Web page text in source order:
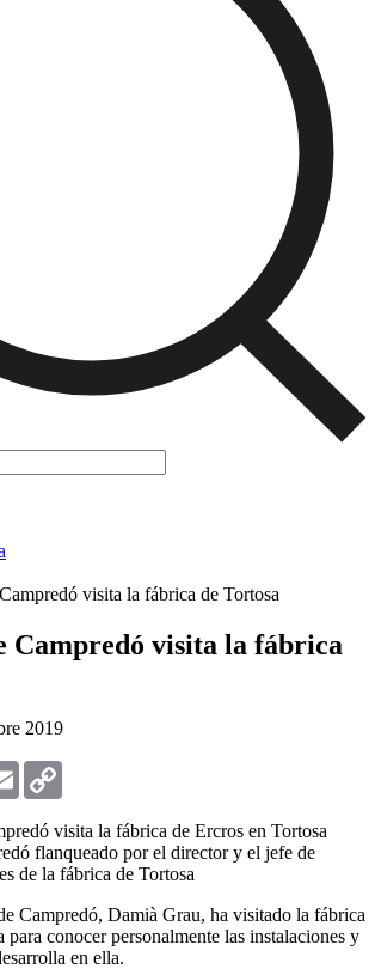
visita la fábrica de Tortosa
Campredó visita la fábrica
2019
Email
flanqueado por el director y el jefe de
de la fábrica de Tortosa
Campredó, Damià Grau, ha visitado la fábrica
para conocer personalmente las instalaciones y
en ella.